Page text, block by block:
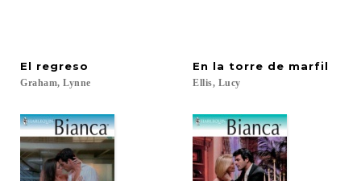
El regreso
Graham, Lynne
En la torre de marfil
Ellis, Lucy